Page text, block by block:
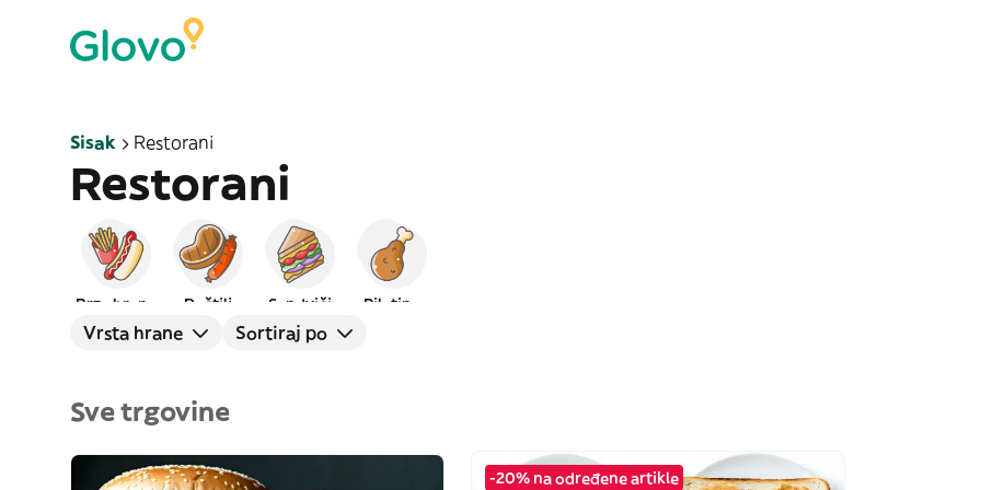
Sisak Restorani
Restorani
Brza hrana Roštilj Sendviči Piletina
Vrsta hrane Sortiraj po
Sve trgovine
-20% na određene artikle